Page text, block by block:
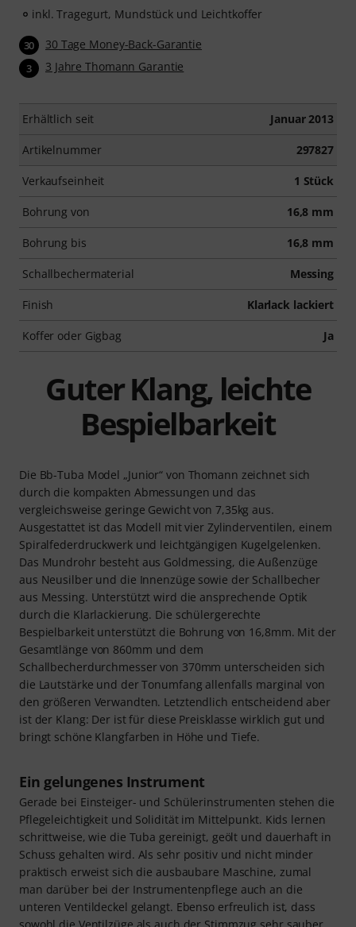
inkl. Tragegurt, Mundstück und Leichtkoffer
30 30 Tage Money-Back-Garantie
3 3 Jahre Thomann Garantie
Erhältlich seit Januar 2013
Artikelnummer 297827
Verkaufseinheit 1 Stück
Bohrung von 16,8 mm
Bohrung bis 16,8 mm
Schallbechermaterial Messing
Finish Klarlack lackiert
Koffer oder Gigbag Ja
Guter Klang, leichte
Bespielbarkeit
Die Bb-Tuba Model „Junior“ von Thomann zeichnet sich
durch die kompakten Abmessungen und das
vergleichsweise geringe Gewicht von 7,35kg aus.
Ausgestattet ist das Modell mit vier Zylinderventilen, einem
Spiralfederdruckwerk und leichtgängigen Kugelgelenken.
Das Mundrohr besteht aus Goldmessing, die Außenzüge
aus Neusilber und die Innenzüge sowie der Schallbecher
aus Messing. Unterstützt wird die ansprechende Optik
durch die Klarlackierung. Die schülergerechte
Bespielbarkeit unterstützt die Bohrung von 16,8mm. Mit der
Gesamtlänge von 860mm und dem
Schallbecherdurchmesser von 370mm unterscheiden sich
die Lautstärke und der Tonumfang allenfalls marginal von
den größeren Verwandten. Letztendlich entscheidend aber
ist der Klang: Der ist für diese Preisklasse wirklich gut und
bringt schöne Klangfarben in Höhe und Tiefe.
Ein gelungenes Instrument
Gerade bei Einsteiger- und Schülerinstrumenten stehen die
Pflegeleichtigkeit und Solidität im Mittelpunkt. Kids lernen
schrittweise, wie die Tuba gereinigt, geölt und dauerhaft in
Schuss gehalten wird. Als sehr positiv und nicht minder
praktisch erweist sich die ausbaubare Maschine, zumal
man darüber bei der Instrumentenpflege auch an die
unteren Ventildeckel gelangt. Ebenso erfreulich ist, dass
sowohl die Ventilzüge als auch der Stimmzug sehr sauber